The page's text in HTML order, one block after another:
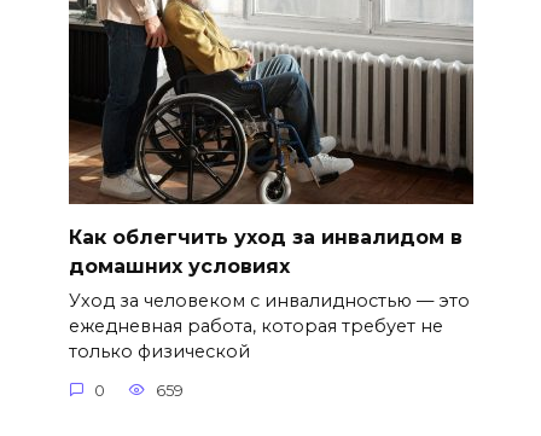
Как облегчить уход за инвалидом в
домашних условиях
Уход за человеком с инвалидностью — это
ежедневная работа, которая требует не
только физической
0 659